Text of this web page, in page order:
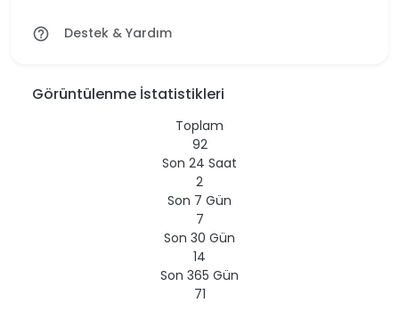
help_outline Destek & Yardım
Görüntülenme İstatistikleri
Toplam
92
Son 24 Saat
2
Son 7 Gün
7
Son 30 Gün
14
Son 365 Gün
71